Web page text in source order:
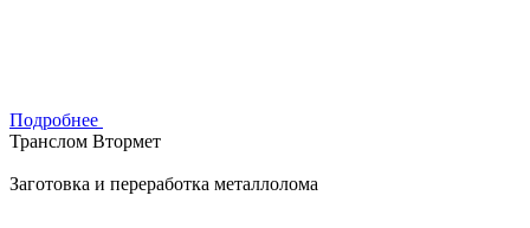
Подробнее
Транслом Втормет
Заготовка и переработка металлолома